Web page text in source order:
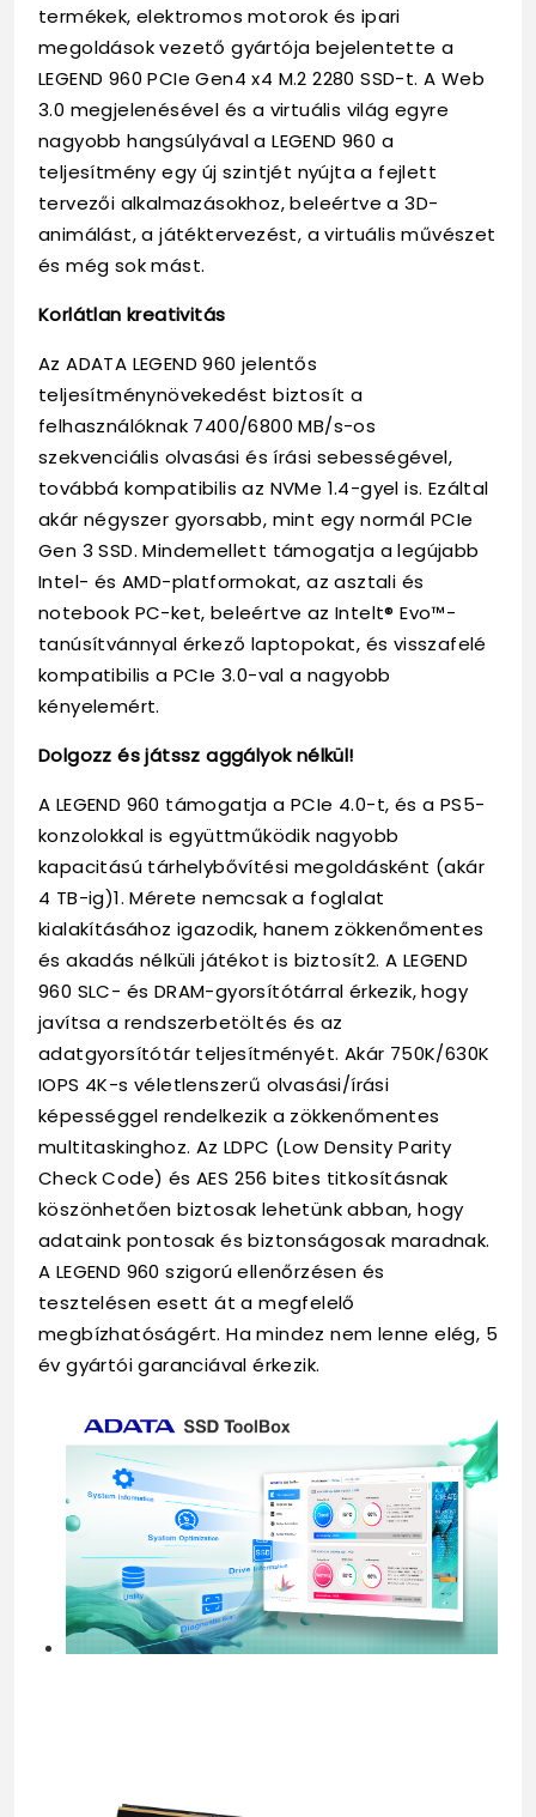
termékek, elektromos motorok és ipari
megoldások vezető gyártója bejelentette a
LEGEND 960 PCIe Gen4 x4 M.2 2280 SSD-t. A Web
3.0 megjelenésével és a virtuális világ egyre
nagyobb hangsúlyával a LEGEND 960 a
teljesítmény egy új szintjét nyújta a fejlett
tervezői alkalmazásokhoz, beleértve a 3D-
animálást, a játéktervezést, a virtuális művészet
és még sok mást.
Korlátlan kreativitás
Az ADATA LEGEND 960 jelentős
teljesítménynövekedést biztosít a
felhasználóknak 7400/6800 MB/s-os
szekvenciális olvasási és írási sebességével,
továbbá kompatibilis az NVMe 1.4-gyel is. Ezáltal
akár négyszer gyorsabb, mint egy normál PCIe
Gen 3 SSD. Mindemellett támogatja a legújabb
Intel- és AMD-platformokat, az asztali és
notebook PC-ket, beleértve az Intelt® Evo™-
tanúsítvánnyal érkező laptopokat, és visszafelé
kompatibilis a PCIe 3.0-val a nagyobb
kényelemért.
Dolgozz és játssz aggályok nélkül!
A LEGEND 960 támogatja a PCIe 4.0-t, és a PS5-
konzolokkal is együttműködik nagyobb
kapacitású tárhelybővítési megoldásként (akár
4 TB-ig)1. Mérete nemcsak a foglalat
kialakításához igazodik, hanem zökkenőmentes
és akadás nélküli játékot is biztosít2. A LEGEND
960 SLC- és DRAM-gyorsítótárral érkezik, hogy
javítsa a rendszerbetöltés és az
adatgyorsítótár teljesítményét. Akár 750K/630K
IOPS 4K-s véletlenszerű olvasási/írási
képességgel rendelkezik a zökkenőmentes
multitaskinghoz. Az LDPC (Low Density Parity
Check Code) és AES 256 bites titkosításnak
köszönhetően biztosak lehetünk abban, hogy
adataink pontosak és biztonságosak maradnak.
A LEGEND 960 szigorú ellenőrzésen és
tesztelésen esett át a megfelelő
megbízhatóságért. Ha mindez nem lenne elég, 5
év gyártói garanciával érkezik.